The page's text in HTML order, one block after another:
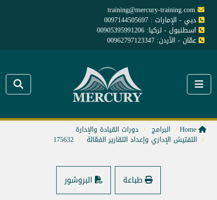
training@mercury-training.com
دبي - الإمارات : 0097144505697
اسطنبول - تركيا: 00905395991206
عمّان - الأردن: 00962797123347
البرامج دورات القيادة والإدارة
التفتيش الإداري وإعداد التقارير الفعّالة 175632
طباعة البروشور